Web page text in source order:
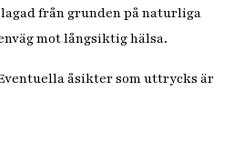
från grunden på naturliga
mot långsiktig hälsa.
åsikter som uttrycks är